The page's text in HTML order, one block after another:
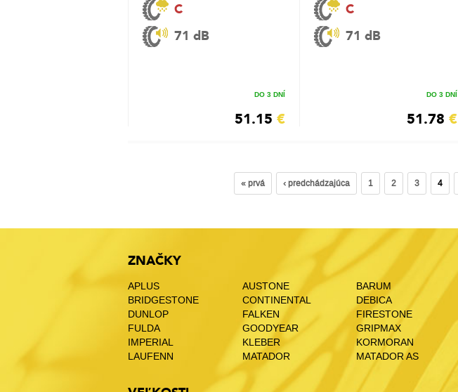
C
71 dB
DO 3 DNÍ
51.15 €
C
71 dB
DO 3 DNÍ
51.78 €
« prvá ‹ predchádzajúca 1 2 3 4
ZNAČKY
APLUS AUSTONE BARUM
BRIDGESTONE
CONTINENTAL DEBICA
DUNLOP
FALKEN FIRESTONE
FULDA
GOODYEAR GRIPMAX
IMPERIAL
KLEBER KORMORAN
LAUFENN
MATADOR MATADOR AS